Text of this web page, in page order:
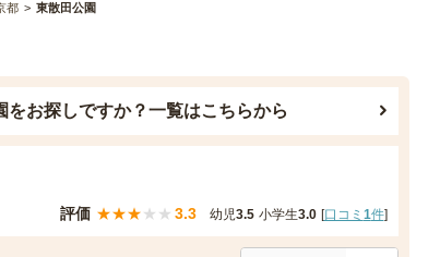
都 東散田公園
をお探しですか？一覧はこちらから
評価 ★★★★ ★ 3.3 幼児3.5 小学生3.0 [口コミ 1件]